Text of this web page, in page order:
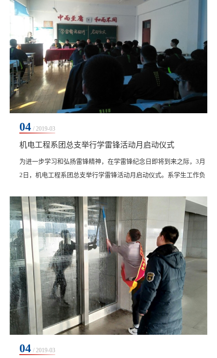
04 / 2019-03
机电工程系团总支举行学雷锋活动月启动仪式
为进一步学习和弘扬雷锋精神，在学雷锋纪念日即将到来之际，3月
2日，机电工程系团总支举行学雷锋活动月启动仪式。系学生工作负
积极分子、青年志愿者参加...
04 / 2019-03